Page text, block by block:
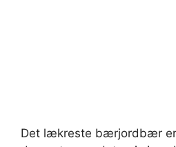
Det lækreste bærjordbær